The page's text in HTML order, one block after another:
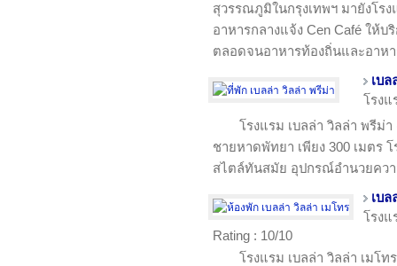
สุวรรณภูมิในกรุงเทพฯ มายังโร
อาหารกลางแจ้ง Cen Café ให้
ตลอดจนอาหารท้องถิ่นและอาห
เบล
โรง
โรงแรม เบลล่า วิลล่า พรีม่า
ชายหาดพัทยา เพียง 300 เมตร
สไตล์ทันสมัย อุปกรณ์อำนวยคว
เบล
โรง
Rating : 10/10
โรงแรม เบลล่า วิลล่า เมโ